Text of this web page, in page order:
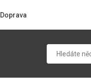
Doprava